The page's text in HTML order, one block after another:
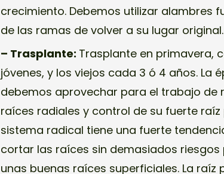
crecimiento. Debemos utilizar alambres
de las ramas de volver a su lugar original.
– Trasplante: Trasplante en primavera,
jóvenes, y los viejos cada 3 ó 4 años. La
debemos aprovechar para el trabajo de
raíces radiales y control de su fuerte raíz
sistema radical tiene una fuerte
cortar las raíces sin demasiados
unas buenas raíces superficiales. La raíz